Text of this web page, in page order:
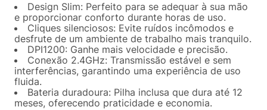
Design Slim: Perfeito para se adequar à sua mão
e proporcionar conforto durante horas de uso.
Cliques silenciosos: Evite ruídos incômodos e
desfrute de um ambiente de trabalho mais tranquilo.
DPI1200: Ganhe mais velocidade e precisão.
Conexão 2.4GHz: Transmissão estável e sem
interferências, garantindo uma experiência de uso
fluida.
Bateria duradoura: Pilha inclusa que dura até 12
meses, oferecendo praticidade e economia.